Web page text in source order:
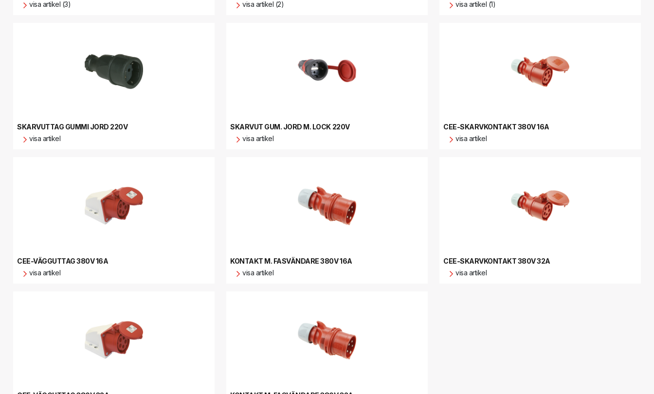
visa artikel (3)
visa artikel (2)
visa artikel (1)
SKARVUTTAG GUMMI JORD 220V
visa artikel
SKARVUT GUM. JORD M. LOCK 220V
visa artikel
CEE-SKARVKONTAKT 380V 16A
visa artikel
CEE-VÄGGUTTAG 380V 16A
visa artikel
KONTAKT M. FASVÄNDARE 380V 16A
visa artikel
CEE-SKARVKONTAKT 380V 32A
visa artikel